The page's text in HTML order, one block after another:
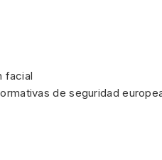
facial
de seguridad